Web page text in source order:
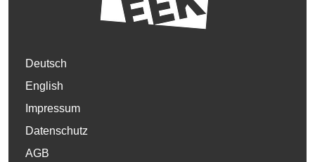
Deutsch
English
Impressum
Datenschutz
AGB